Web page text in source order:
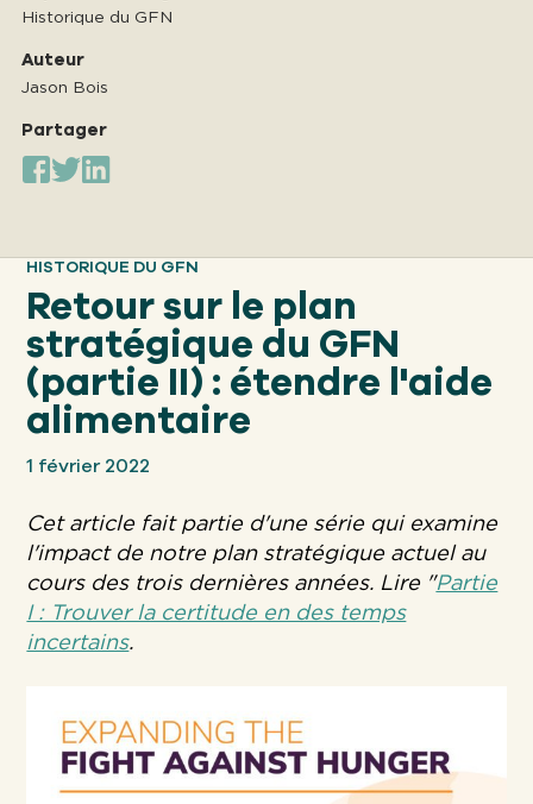
Notre
APPROCHE
Notre
IMPACT
À propos
GFN
Soutien
NOTRE MISSION
Historique du GFN
Auteur
Jason Bois
Partager
HISTORIQUE DU GFN
Retour sur le plan
stratégique du GFN
(partie II) : étendre l'aide
alimentaire
1 février 2022
Cet article fait partie d'une série qui examine
l'impact de notre plan stratégique actuel au
cours des trois dernières années. Lire "Partie
I : Trouver la certitude en des temps
incertains.